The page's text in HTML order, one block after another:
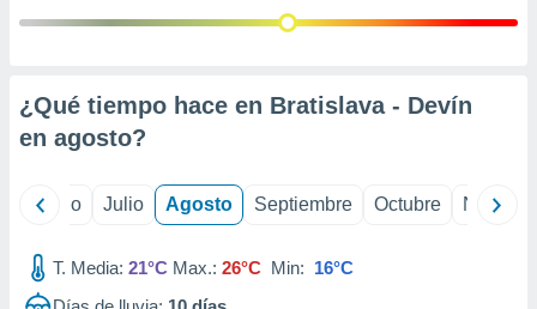
¿Qué tiempo hace en Bratislava - Devín
en agosto?
Junio Julio Agosto Septiembre Octubre
T. Media: 21°C Max.: 26°C Min: 16°C